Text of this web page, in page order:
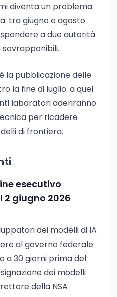
diventa un problema
tra giugno e agosto
a due autorità
la pubblicazione delle
la fine di luglio: a quel
laboratori aderiranno
per ricadere
di frontiera.
esecutivo
giugno 2026
dei modelli di IA
al governo federale
a 30 giorni prima del
dei modelli
della NSA